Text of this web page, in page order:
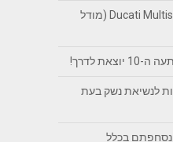
מיצו רוכב על Ducati Multistrada V2S (מודל
לדרך!
לנשיאת נשק בעת